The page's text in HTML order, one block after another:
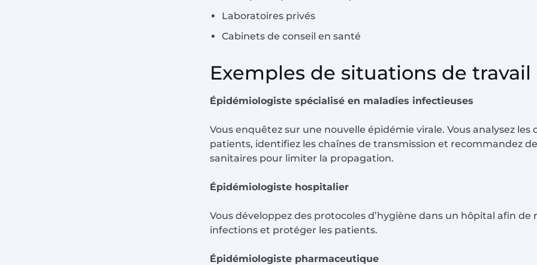
Laboratoires privés
Cabinets de conseil en santé
Exemples de situations de travail
Épidémiologiste spécialisé en maladies infectieuses
Vous enquêtez sur une nouvelle épidémie virale. Vous analysez les
patients, identifiez les chaînes de transmission et recommandez
sanitaires pour limiter la propagation.
Épidémiologiste hospitalier
Vous développez des protocoles d’hygiène dans un hôpital afin de
infections et protéger les patients.
Épidémiologiste pharmaceutique